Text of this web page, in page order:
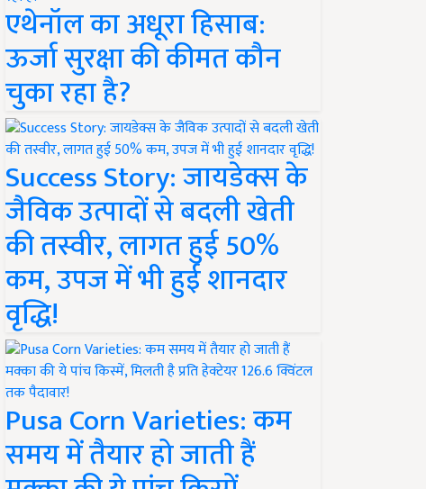
एथेनॉल का अधूरा हिसाब:
ऊर्जा सुरक्षा की कीमत कौन
चुका रहा है?
Success Story: जायडेक्स के
जैविक उत्पादों से बदली खेती
की तस्वीर, लागत हुई 50%
कम, उपज में भी हुई शानदार
वृद्धि!
Pusa Corn Varieties: कम
समय में तैयार हो जाती हैं